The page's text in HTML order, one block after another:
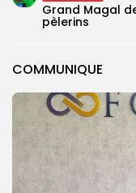
COMMUNIQUE
Grand Magal
pèlerins